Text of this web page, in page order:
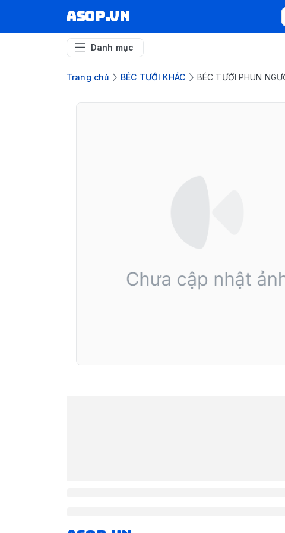
asop.vn
Danh mục
Trang chủ BÉC TƯỚI KHÁC BÉC TƯỚI PHUN